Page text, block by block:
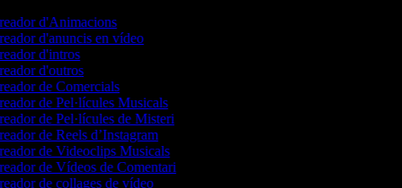
d'Animacions
d'anuncis en vídeo
d'intros
d'outros
de Comercials
de Pel·lícules Musicals
de Pel·lícules de Misteri
de Reels d’Instagram
de Videoclips Musicals
de Vídeos de Comentari
de collages de vídeo